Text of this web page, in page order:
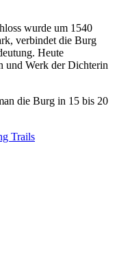
wurde um 1540
verbindet die Burg
Heute
und Werk der Dichterin
die Burg in 15 bis 20
Trails